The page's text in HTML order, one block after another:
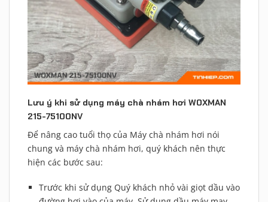
Lưu ý khi sử dụng máy chà nhám hơi WOXMAN
215-75100NV
Để nâng cao tuổi thọ của Máy chà nhám hơi nói
chung và máy chà nhám hơi, quý khách nên thực
hiện các bước sau:
Trước khi sử dụng Quý khách nhỏ vài giọt dầu vào